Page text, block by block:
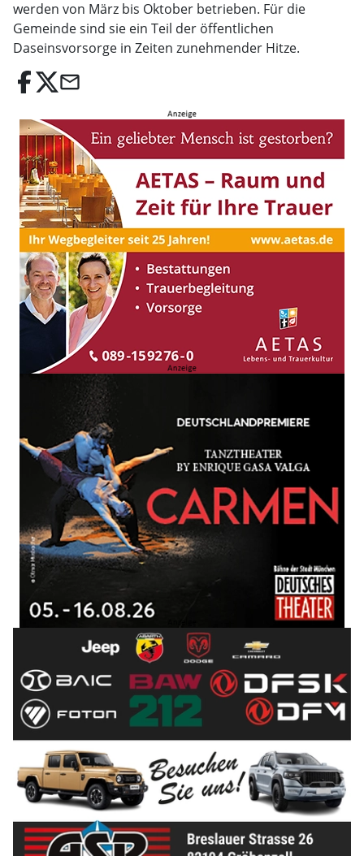
werden von März bis Oktober betrieben. Für die
Gemeinde sind sie ein Teil der öffentlichen
Daseinsvorsorge in Zeiten zunehmender Hitze.
email